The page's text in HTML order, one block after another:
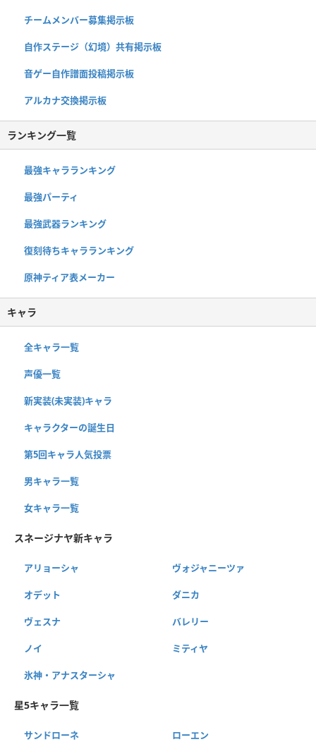
チームメンバー募集掲示板
自作ステージ（幻境）共有掲示板
音ゲー自作譜面投稿掲示板
アルカナ交換掲示板
ランキング一覧
最強キャラランキング
最強パーティ
最強武器ランキング
復刻待ちキャラランキング
原神ティア表メーカー
キャラ
全キャラ一覧
声優一覧
新実装(未実装)キャラ
キャラクターの誕生日
第5回キャラ人気投票
男キャラ一覧
女キャラ一覧
スネージナヤ新キャラ
アリョーシャ ヴォジャニーツァ
オデット ダニカ
ヴェスナ バレリー
ノイ ミティヤ
氷神・アナスターシャ
星5キャラ一覧
サンドローネ ローエン